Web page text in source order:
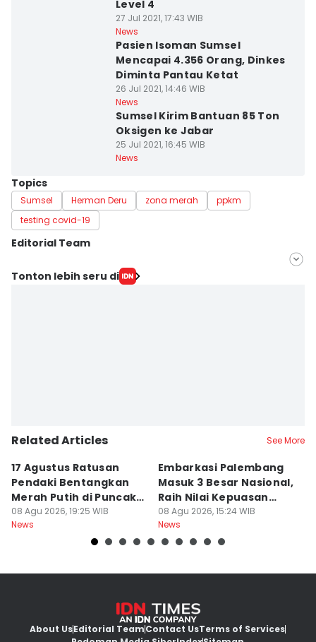
Level 4
27 Jul 2021, 17:43 WIB
News
Pasien Isoman Sumsel
Mencapai 4.356 Orang, Dinkes
Diminta Pantau Ketat
26 Jul 2021, 14:46 WIB
News
Sumsel Kirim Bantuan 85 Ton
Oksigen ke Jabar
25 Jul 2021, 16:45 WIB
News
Topics
Sumsel Herman Deru zona merah
ppkm
testing covid-19
Editorial Team
Editor
Tonton lebih seru di
Related Articles See More
17 Agustus Ratusan
Pendaki Bentangkan
Merah Putih di Puncak
Dempo
08 Agu 2026, 19:25 WIB
News
Embarkasi Palembang
Masuk 3 Besar Nasional,
Raih Nilai Kepuasan
86,65
08 Agu 2026, 15:24 WIB
News
About UsEditorial TeamContact UsTerms of Services